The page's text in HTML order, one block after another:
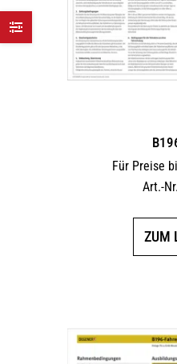
Für Preise
Art.-
ZUM